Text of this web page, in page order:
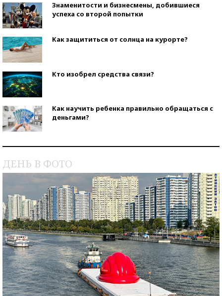
Знаменитости и бизнесмены, добившиеся
успеха со второй попытки
Как защититься от солнца на курорте?
Кто изобрел средства связи?
Как научить ребенка правильно обращаться с
деньгами?
Самые модные пляжи — 2026
ДЕНЬ В ФОТО